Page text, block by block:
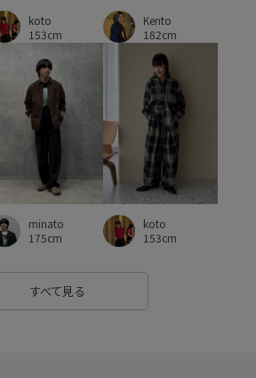
koto
153cm
Kento
182cm
minato
175cm
koto
153cm
すべて見る